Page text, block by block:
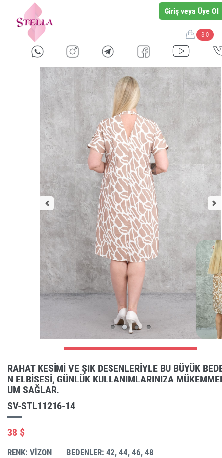
Giriş veya Üye Ol
$ 0
RAHAT KESIMI VE ŞIK DESENLERIYLE BU BÜYÜK
N ELBISESI, GÜNLÜK KULLANIMLARINIZA
UM SAĞLAR.
SV-STL11216-14
38 $
RENK: VIZON BEDENLER: 42, 44, 46, 48